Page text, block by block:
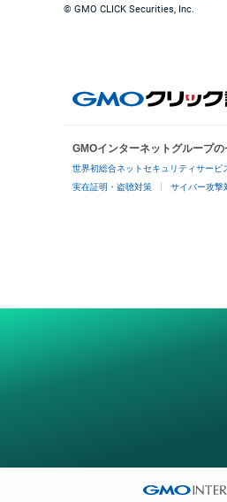
© GMO CLICK Securities, Inc.
GMOインターネットグループ
世界初総合ネットセキュリティサービ
実在証明・盗聴対策 サイバー攻撃